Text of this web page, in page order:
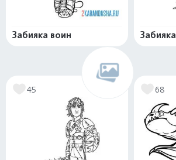
Забияка воин Забияка
45 68